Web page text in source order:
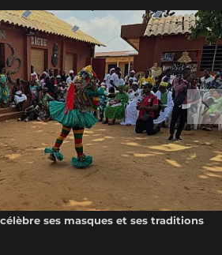
ses masques et ses traditions